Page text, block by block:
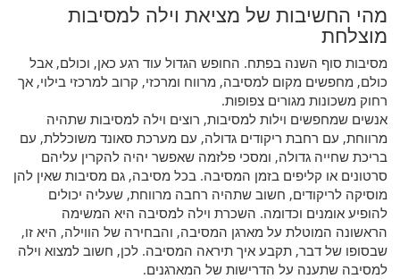
מהי החשיבות של מציאת וילה למסיבות
מוצלחת
מסיבות סוף השנה בפתח. החופש הגדול עוד רגע כאן, וכולם, אבל
כולם, מחפשים מקום למסיבה, מרווח ומרכזי, קרוב למרכזי בילוי, אך
רחוק משכונות מגורים צפופות.
אנשים שמחפשים וילות למסיבות, רוצים וילה למסיבות שתהיה
מרווחת, עם רחבת ריקודים גדולה, עם מערכת סאונד משוכללת, עם
בריכת שחייה גדולה, ומסכי פלזמה שאפשר יהיה להקרין עליהם
סרטונים או קליפים בזמן המסיבה. בכל מסיבה, גם מסיבות שאין להן
מוסיקה לריקודים, חשוב שתהיה רחבה מרווחת, שעליה יכולים
להופיע אומנים וכדומה. השכרת וילה למסיבה היא המשימה
הראשונה המוטלת על מארגן המסיבה, והבחירה של הווילה, היא זו,
שבסופו של דבר, תקבע איך תיראה המסיבה. לכן, חשוב למצוא וילה
למסיבה שתענה על הדרישות של המארגנים.